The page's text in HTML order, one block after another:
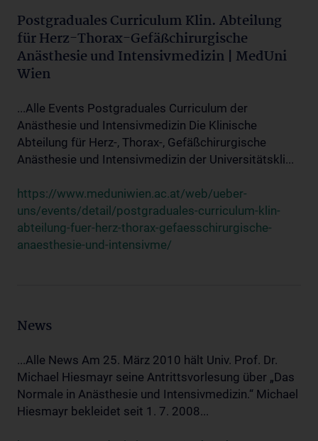
Postgraduales Curriculum Klin. Abteilung
für Herz-Thorax-Gefäßchirurgische
Anästhesie und Intensivmedizin | MedUni
Wien
...Alle Events Postgraduales Curriculum der
Anästhesie und Intensivmedizin Die Klinische
Abteilung für Herz-, Thorax-, Gefäßchirurgische
Anästhesie und Intensivmedizin der Universitätskli...
https://www.meduniwien.ac.at/web/ueber-
uns/events/detail/postgraduales-curriculum-klin-
abteilung-fuer-herz-thorax-gefaesschirurgische-
anaesthesie-und-intensivme/
News
...Alle News Am 25. März 2010 hält Univ. Prof. Dr.
Michael Hiesmayr seine Antrittsvorlesung über „Das
Normale in Anästhesie und Intensivmedizin.“ Michael
Hiesmayr bekleidet seit 1. 7. 2008...